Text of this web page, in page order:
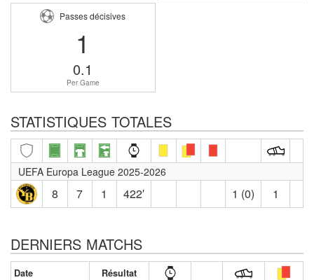
Passes décisives
1
0.1
Per Game
STATISTIQUES TOTALES
UEFA Europa League 2025-2026
8 7 1 422′ 1 (0) 1
DERNIERS MATCHS
Date Résultat